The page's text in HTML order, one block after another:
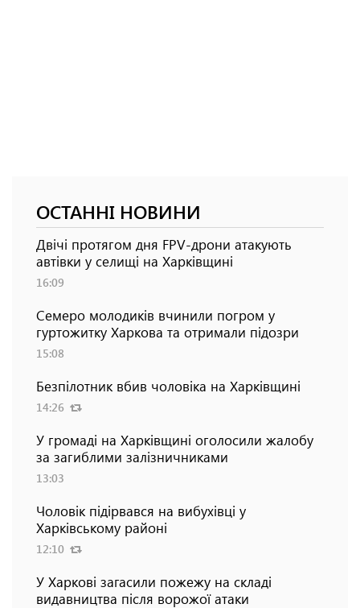
ОСТАННІ НОВИНИ
Двічі протягом дня FPV-дрони атакують
автівки у селищі на Харківщині
16:09
Семеро молодиків вчинили погром у
гуртожитку Харкова та отримали підозри
15:08
Безпілотник вбив чоловіка на Харківщині
14:26
У громаді на Харківщині оголосили жалобу
за загиблими залізничниками
13:03
Чоловік підірвався на вибухівці у
Харківському районі
12:10
У Харкові загасили пожежу на складі
видавництва після ворожої атаки